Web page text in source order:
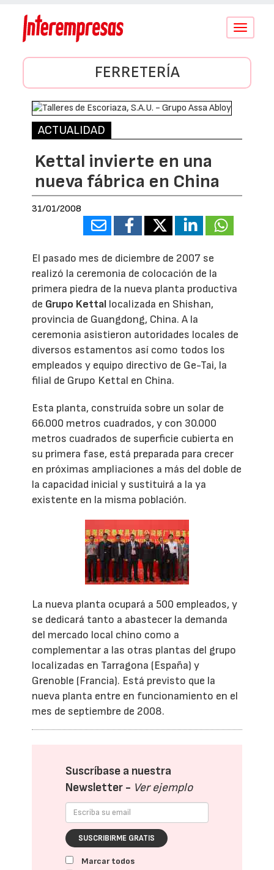
Conmutar
FERRETERÍA
ACTUALIDAD
Kettal invierte en una
nueva fábrica en China
31/01/2008
El pasado mes de diciembre de 2007 se
realizó la ceremonia de colocación de la
primera piedra de la nueva planta productiva
de Grupo Kettal localizada en Shishan,
provincia de Guangdong, China. A la
ceremonia asistieron autoridades locales de
diversos estamentos así como todos los
empleados y equipo directivo de Ge-Tai, la
filial de Grupo Kettal en China.
Esta planta, construída sobre un solar de
66.000 metros cuadrados, y con 30.000
metros cuadrados de superficie cubierta en
su primera fase, está preparada para crecer
en próximas ampliaciones a más del doble de
la capacidad inicial y sustituirá a la ya
existente en la misma población.
La nueva planta ocupará a 500 empleados, y
se dedicará tanto a abastecer la demanda
del mercado local chino como a
complementar a las otras plantas del grupo
localizadas en Tarragona (España) y
Grenoble (Francia). Está previsto que la
nueva planta entre en funcionamiento en el
mes de septiembre de 2008.
Suscríbase a nuestra
Newsletter - Ver ejemplo
SUSCRIBIRME GRATIS
Marcar todos